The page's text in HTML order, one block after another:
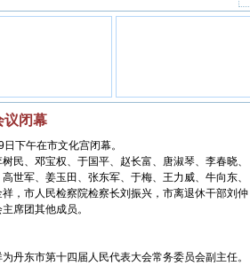
议闭幕
下午在市文化宫闭幕。
民、邓宝权、于国平、赵长富、唐淑琴、李春晓、
世军、姜玉田、张东军、于梅、王力威、牛向东、
，市人民检察院检察长刘振兴，市离退休干部刘仲
席团其他成员。
丹东市第十四届人民代表大会常务委员会副主任。